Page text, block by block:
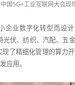
国5G+工业互联网大会现
业数字化转型而设计
伏、纺织、汽配、五
了精细化管理的算力
应用。